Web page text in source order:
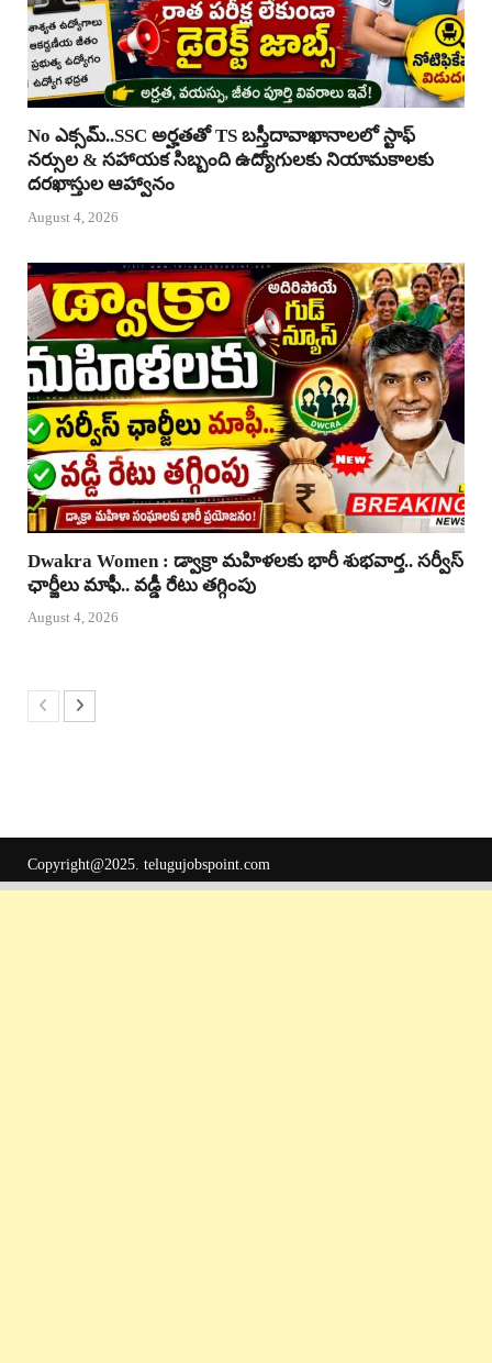
No ఎక్సమ్..SSC అర్హతతో TS బస్తీదావాఖానాలలో స్టాఫ్
నర్సుల & సహాయక సిబ్బంది ఉద్యోగులకు నియామకాలకు
దరఖాస్తుల ఆహ్వానం
August 4, 2026
Dwakra Women : డ్వాక్రా మహిళలకు భారీ శుభవార్త.. సర్వీస్
ఛార్జీలు మాఫీ.. వడ్డీ రేటు తగ్గింపు
August 4, 2026
Copyright@2025. telugujobspoint.com